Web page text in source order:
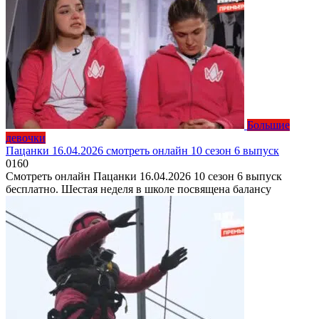
Большие
девочки
Пацанки 16.04.2026 смотреть онлайн 10 сезон 6 выпуск
0160
Смотреть онлайн Пацанки 16.04.2026 10 сезон 6 выпуск
бесплатно. Шестая неделя в школе посвящена балансу